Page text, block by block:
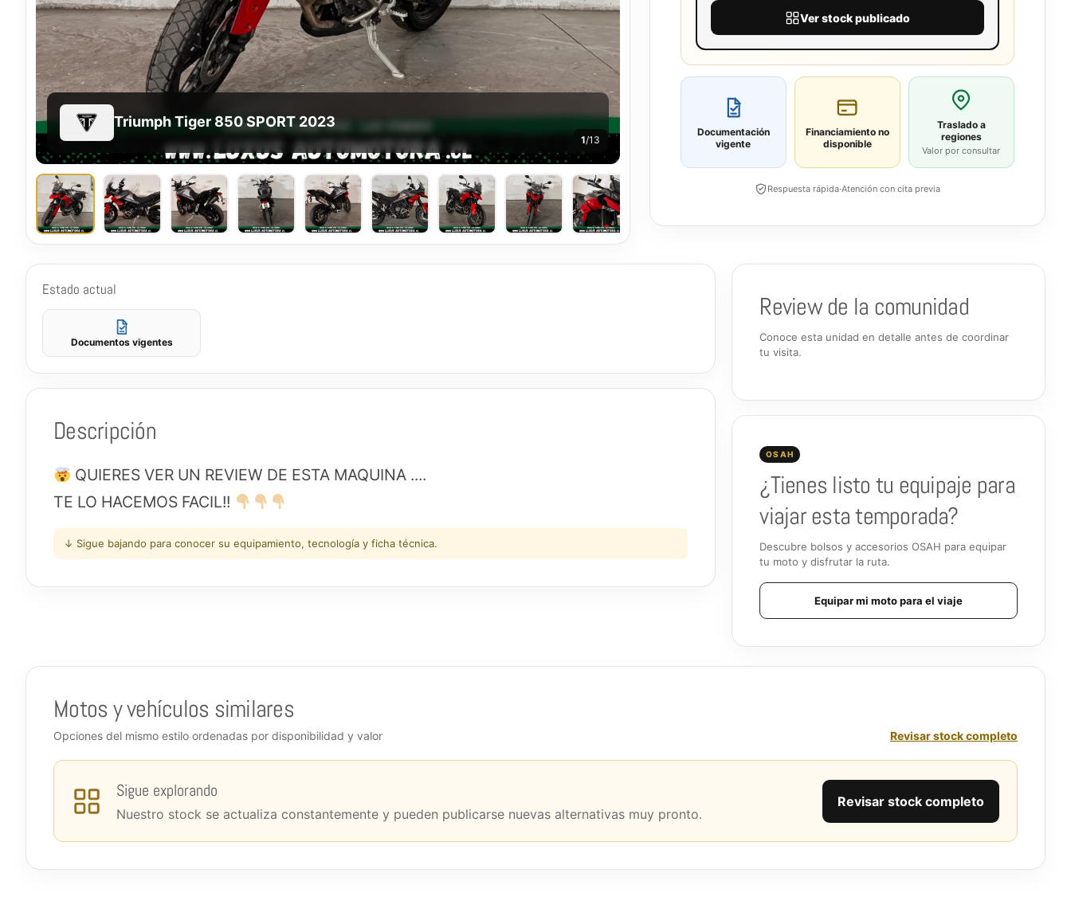
Triumph Tiger 850 SPORT 2023
1/13
Ver stock publicado
Documentación
vigente
Financiamiento no
disponible
Traslado a
regiones
Valor por consultar
Respuesta rápida·Atención con cita previa
Estado actual
Documentos vigentes
Descripción
QUIERES VER UN REVIEW DE ESTA MAQUINA ....
TE LO HACEMOS FACIL!!
↓ Sigue bajando para conocer su equipamiento, tecnología y ficha técnica.
Review de la comunidad
Conoce esta unidad en detalle antes de coordinar
tu visita.
OSAH
¿Tienes listo tu equipaje para
viajar esta temporada?
Descubre bolsos y accesorios OSAH para equipar
tu moto y disfrutar la ruta.
Equipar mi moto para el viaje
Motos y vehículos similares
Opciones del mismo estilo ordenadas por disponibilidad y valor Revisar stock completo
Sigue explorando
Nuestro stock se actualiza constantemente y pueden publicarse nuevas alternativas muy pronto.
Revisar stock completo